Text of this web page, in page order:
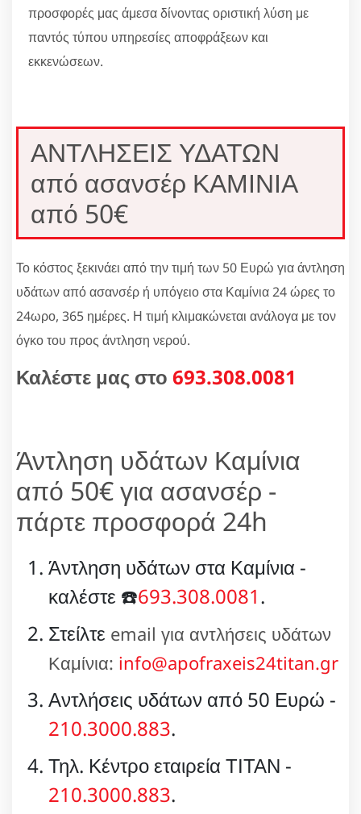
προσφορές μας άμεσα δίνοντας οριστική λύση με
παντός τύπου υπηρεσίες αποφράξεων και
εκκενώσεων.
ΑΝΤΛΗΣΕΙΣ ΥΔΑΤΩΝ
από ασανσέρ ΚΑΜΙΝΙΑ
από 50€
Το κόστος ξεκινάει από την τιμή των 50 Ευρώ για άντληση
υδάτων από ασανσέρ ή υπόγειο στα Καμίνια 24 ώρες το
24ωρο, 365 ημέρες. Η τιμή κλιμακώνεται ανάλογα με τον
όγκο του προς άντληση νερού.
Καλέστε μας στο 693.308.0081
Άντληση υδάτων Καμίνια
από 50€ για ασανσέρ -
πάρτε προσφορά 24h
Άντληση υδάτων στα Καμίνια -
καλέστε ☎️693.308.0081.
Στείλτε email για αντλήσεις υδάτων
Καμίνια: info@apofraxeis24titan.gr
Αντλήσεις υδάτων από 50 Ευρώ -
210.3000.883.
Τηλ. Κέντρο εταιρεία ΤΙΤΑΝ -
210.3000.883.